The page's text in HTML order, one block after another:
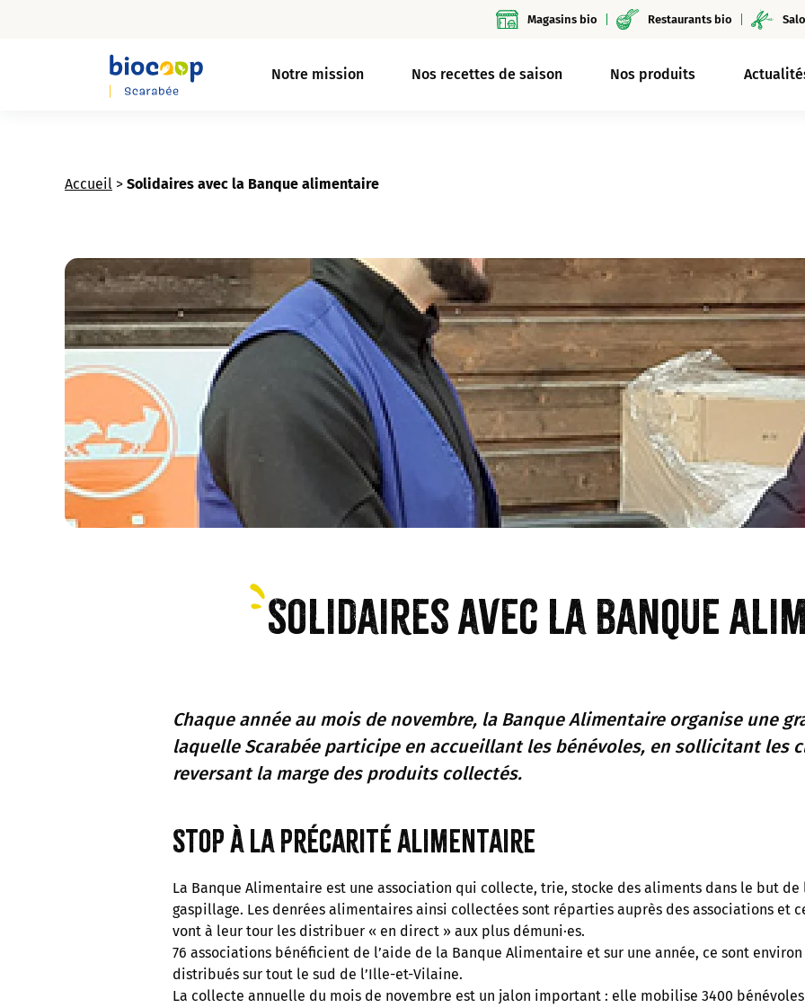
Magasins bio Restaurants bio
Notre mission Nos recettes de saison Nos produits
Accueil > Solidaires avec la Banque alimentaire
Solidaires avec la Banque
Chaque année au mois de novembre, la Banque Alimentaire organise une
laquelle Scarabée participe en accueillant les bénévoles, en sollicitant les
reversant la marge des produits collectés.
Stop à la précarité alimentaire
La Banque Alimentaire est une association qui collecte, trie, stocke des aliments dans le but
gaspillage. Les denrées alimentaires ainsi collectées sont réparties auprès des associations et
vont à leur tour les distribuer « en direct » aux plus démuni·es.
76 associations bénéficient de l’aide de la Banque Alimentaire et sur une année, ce sont
distribués sur tout le sud de l’Ille-et-Vilaine.
La collecte annuelle du mois de novembre est un jalon important : elle mobilise 3400